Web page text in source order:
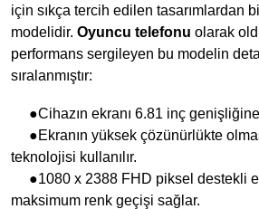
için sıkça tercih edilen tasarımlardan
modelidir. Oyuncu telefonu olarak
performans sergileyen bu modelin
sıralanmıştır:
●Cihazın ekranı 6.81 inç
●Ekranın yüksek çözünürlükte
teknolojisi kullanılır.
●1080 x 2388 FHD piksel destekli
maksimum renk geçişi sağlar.